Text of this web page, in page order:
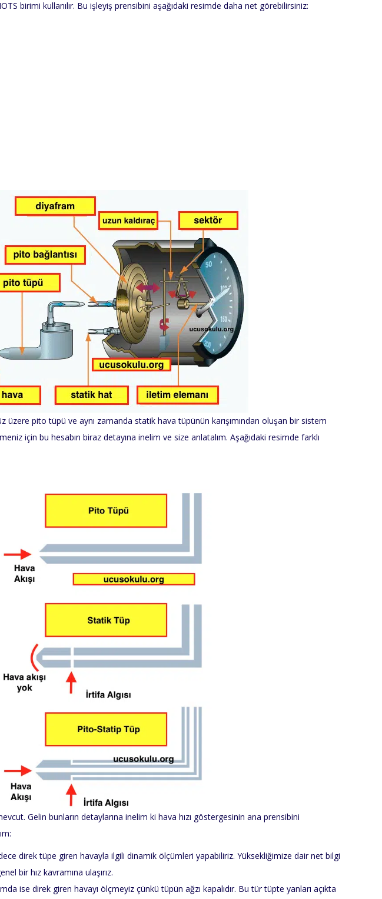
birimi kullanılır. Bu işleyiş prensibini aşağıdaki resimde daha net görebilirsiniz:
üzere pito tüpü ve aynı zamanda statik hava tüpünün karışımından oluşan bir sistem
için bu hesabın biraz detayına inelim ve size anlatalım. Aşağıdaki resimde farklı
Gelin bunların detaylarına inelim ki hava hızı göstergesinin ana prensibini
direk tüpe giren havayla ilgili dinamik ölçümleri yapabiliriz. Yüksekliğimize dair net bilgi
bir hız kavramına ulaşırız.
ise direk giren havayı ölçmeyiz çünkü tüpün ağzı kapalıdır. Bu tür tüpte yanları açıkta